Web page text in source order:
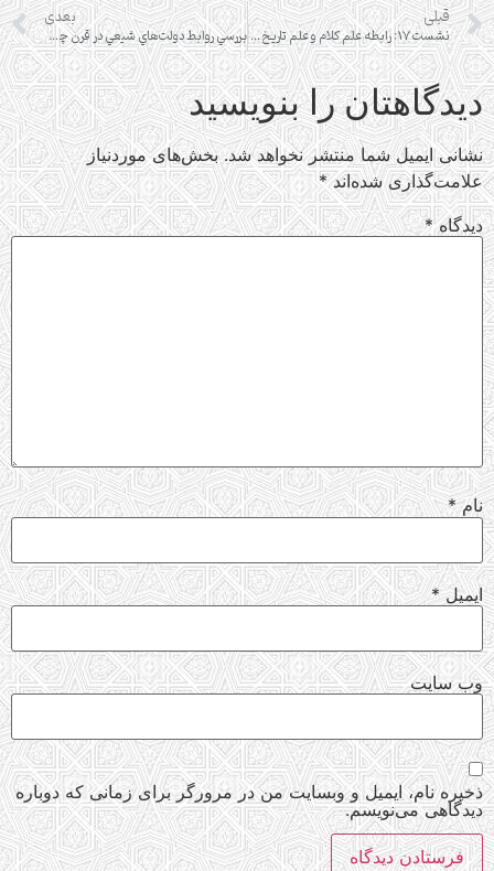
قبلی
نشست 17: رابطه علم کلام و علم تاریخ(تاثیر کلام بر سیره پژوهی)
بعدی
بررسي روابط دولت‌هاي شيعي در قرن چهارم هجري
دیدگاهتان را بنویسید
نشانی ایمیل شما منتشر نخواهد شد. بخش‌های موردنیاز
علامت‌گذاری شده‌اند*
دیدگاه*
نام*
ایمیل*
وب‌ سایت
ذخیره نام، ایمیل و وبسایت من در مرورگر برای زمانی که دوباره
دیدگاهی می‌نویسم.